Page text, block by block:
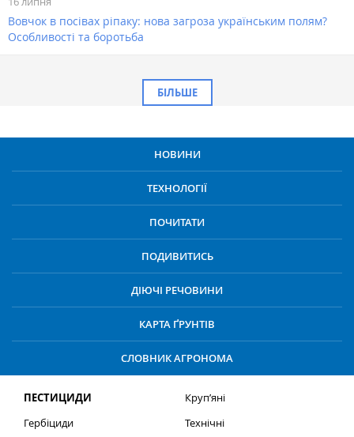
Вовчок в посівах ріпаку: нова загроза українським полям?
Особливості та боротьба
БІЛЬШЕ
НОВИНИ
ТЕХНОЛОГІЇ
ПОЧИТАТИ
ПОДИВИТИСЬ
ДІЮЧІ РЕЧОВИНИ
КАРТА ҐРУНТІВ
СЛОВНИК АГРОНОМА
ПЕСТИЦИДИ
Гербіциди
Круп’яні
Технічні